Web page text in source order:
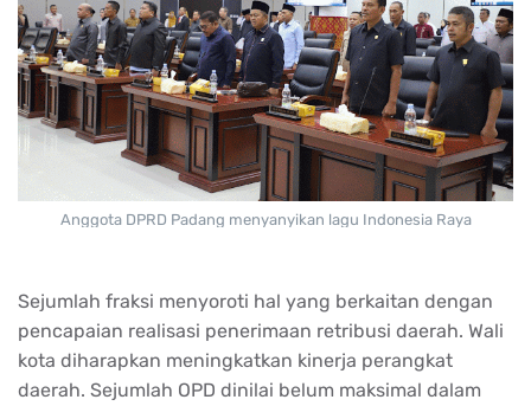
Anggota DPRD Padang menyanyikan lagu Indonesia Raya
Sejumlah fraksi menyoroti hal yang berkaitan dengan
pencapaian realisasi penerimaan retribusi daerah. Wali
kota diharapkan meningkatkan kinerja perangkat
daerah. Sejumlah OPD dinilai belum maksimal dalam